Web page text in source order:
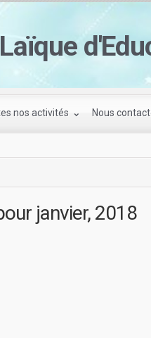
nos activités Nous
janvier, 2018